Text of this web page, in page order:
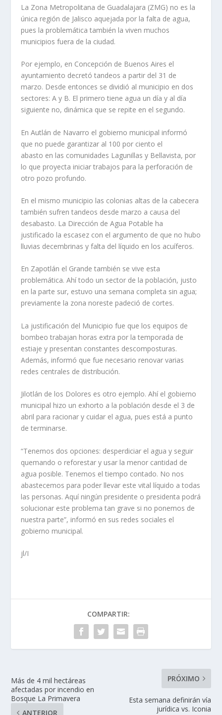
La Zona Metropolitana de Guadalajara (ZMG) no es la
única región de Jalisco aquejada por la falta de agua,
pues la problemática también la viven muchos
municipios fuera de la ciudad.
Por ejemplo, en Concepción de Buenos Aires el
ayuntamiento decretó tandeos a partir del 31 de
marzo. Desde entonces se dividió al municipio en dos
sectores: A y B. El primero tiene agua un día y al día
siguiente no, dinámica que se repite en el segundo.
En Autlán de Navarro el gobierno municipal informó
que no puede garantizar al 100 por ciento el
abasto en las comunidades Lagunillas y Bellavista, por
lo que proyecta iniciar trabajos para la perforación de
otro pozo profundo.
En el mismo municipio las colonias altas de la cabecera
también sufren tandeos desde marzo a causa del
desabasto. La Dirección de Agua Potable ha
justificado la escasez con el argumento de que no hubo
lluvias decembrinas y falta del líquido en los acuíferos.
En Zapotlán el Grande también se vive esta
problemática. Ahí todo un sector de la población, justo
en la parte sur, estuvo una semana completa sin agua;
previamente la zona noreste padeció de cortes.
La justificación del Municipio fue que los equipos de
bombeo trabajan horas extra por la temporada de
estiaje y presentan constantes descomposturas.
Además, informó que fue necesario renovar varias
redes centrales de distribución.
Jilotlán de los Dolores es otro ejemplo. Ahí el gobierno
municipal hizo un exhorto a la población desde el 3 de
abril para racionar y cuidar el agua, pues está a punto
de terminarse.
“Tenemos dos opciones: desperdiciar el agua y seguir
quemando o reforestar y usar la menor cantidad de
agua posible. Tenemos el tiempo contado. No nos
abastecemos para poder llevar este vital líquido a todas
las personas. Aquí ningún presidente o presidenta podrá
solucionar este problema tan grave si no ponemos de
nuestra parte”, informó en sus redes sociales el
gobierno municipal.
jl/I
COMPARTIR:
Más de 4 mil hectáreas
afectadas por incendio en
Bosque La Primavera
ANTERIOR
PRÓXIMO
Esta semana definirán vía
jurídica vs. Iconia